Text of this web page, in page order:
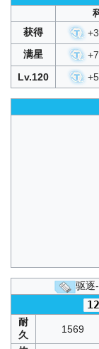
获得
+3
满星
+7
Lv.120
+5
驱逐
耐
久
1569